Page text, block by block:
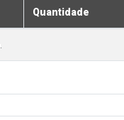
Quantidade